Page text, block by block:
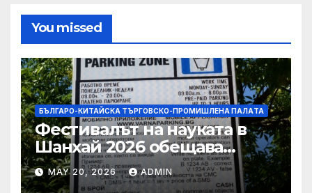
You missed
БЪЛГАРО-КИТАЙСКА ТЪРГОВСКО-ПРОМИШЛЕНА ПАЛAТА
Фестивалът на науката в
Шанхай 2026 обещава
вълнуващи научно-
технологични иновации
MAY 20, 2026 ADMIN